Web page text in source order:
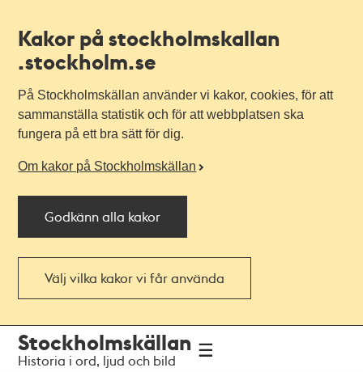
Kakor på stockholmskallan
.stockholm.se
På Stockholmskällan använder vi kakor, cookies, för att
sammanställa statistik och för att webbplatsen ska
fungera på ett bra sätt för dig.
Om kakor på Stockholmskällan
Godkänn alla kakor
Välj vilka kakor vi får använda
navigationen
huvudinnehållet
Stockholmskällan
Historia i ord, ljud och bild